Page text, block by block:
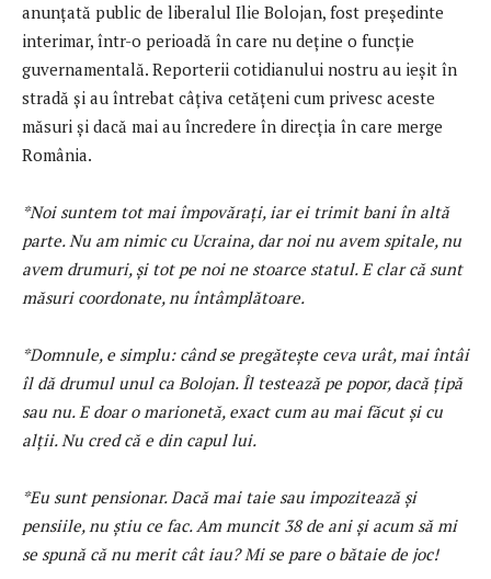
anunțată public de liberalul Ilie Bolojan, fost președinte
interimar, într-o perioadă în care nu deține o funcție
guvernamentală. Reporterii cotidianului nostru au ieșit în
stradă și au întrebat câțiva cetățeni cum privesc aceste
măsuri și dacă mai au încredere în direcția în care merge
România.
*Noi suntem tot mai împovărați, iar ei trimit bani în altă
parte. Nu am nimic cu Ucraina, dar noi nu avem spitale, nu
avem drumuri, și tot pe noi ne stoarce statul. E clar că sunt
măsuri coordonate, nu întâmplătoare.
*Domnule, e simplu: când se pregătește ceva urât, mai întâi
îl dă drumul unul ca Bolojan. Îl testează pe popor, dacă țipă
sau nu. E doar o marionetă, exact cum au mai făcut și cu
alții. Nu cred că e din capul lui.
*Eu sunt pensionar. Dacă mai taie sau impozitează și
pensiile, nu știu ce fac. Am muncit 38 de ani și acum să mi
se spună că nu merit cât iau? Mi se pare o bătaie de joc!